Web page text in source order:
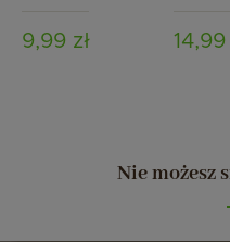
9,99 zł 14,99
Nie możesz